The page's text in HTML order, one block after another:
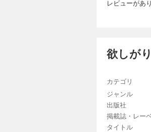
レビューがあ
欲しが
カテゴリ
ジャンル
出版社
掲載誌・レー
タイトル